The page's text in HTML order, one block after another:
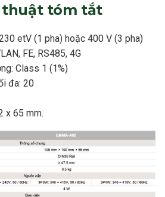
thuật tóm tắt
etV (1 pha) hoặc 400 V (3 pha)
FE, RS485, 4G
Class 1 (1%)
đa: 20
x 65 mm.